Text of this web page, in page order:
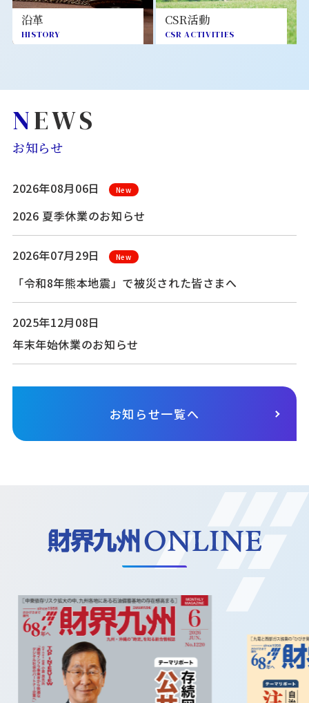
沿革
HISTORY
CSR活動
CSR ACTIVITIES
NEWS
お知らせ
2026年08月06日 New
2026 夏季休業のお知らせ
2026年07月29日 New
「令和8年熊本地震」で被災された皆さまへ
2025年12月08日
年末年始休業のお知らせ
お知らせ一覧へ